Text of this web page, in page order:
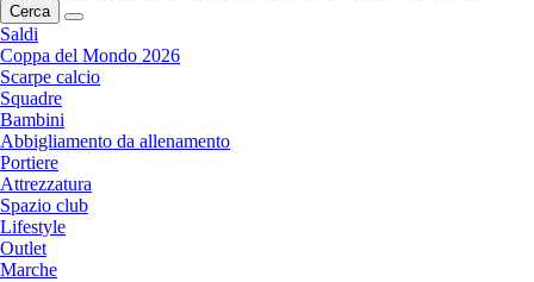
Cerca
Saldi
Coppa del Mondo 2026
Scarpe calcio
Squadre
Bambini
Abbigliamento da allenamento
Portiere
Attrezzatura
Spazio club
Lifestyle
Outlet
Marche